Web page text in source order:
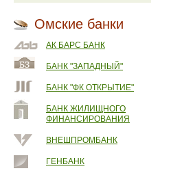
Омские банки
АК БАРС БАНК
БАНК "ЗАПАДНЫЙ"
БАНК "ФК ОТКРЫТИЕ"
БАНК ЖИЛИЩНОГО
ФИНАНСИРОВАНИЯ
ВНЕШПРОМБАНК
ГЕНБАНК